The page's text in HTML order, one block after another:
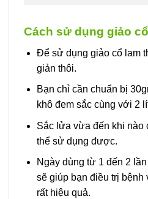
Cách sử dụng giảo
Để sử dụng giảo cổ lam
giản thôi.
Bạn chỉ cần chuẩn bị
khô đem sắc cùng với 2
Sắc lửa vừa đến khi nào
thể sử dụng được.
Ngày dùng từ 1 đến 2
sẽ giúp bạn điều trị bệnh
rất hiệu quả.